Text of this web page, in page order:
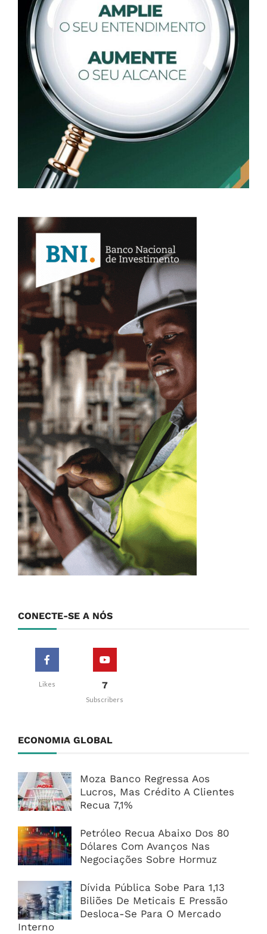
CONECTE-SE A NÓS
Likes 7
Subscribers
ECONOMIA GLOBAL
Moza Banco Regressa Aos
Lucros, Mas Crédito A Clientes
Recua 7,1%
Petróleo Recua Abaixo Dos 80
Dólares Com Avanços Nas
Negociações Sobre Hormuz
Dívida Pública Sobe Para 1,13
Biliões De Meticais E Pressão
Desloca-Se Para O Mercado
Interno